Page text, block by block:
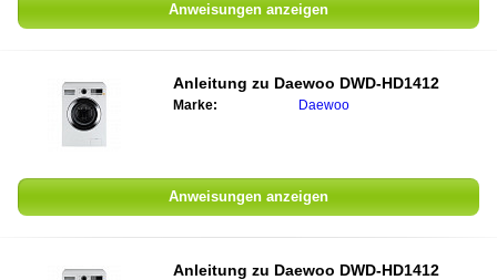
Anweisungen anzeigen
Anleitung zu Daewoo DWD-HD1412
Marke: Daewoo
Anweisungen anzeigen
Anleitung zu Daewoo DWD-HD1412